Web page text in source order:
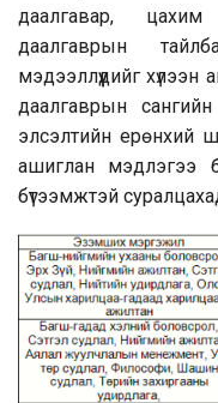
даалгавар,
даалгаврын
мэдээллүүдийг
даалгаврын сангийн
элсэлтийн ерөнхий
ашиглан мэдлэгээ
бүтээмжтэй